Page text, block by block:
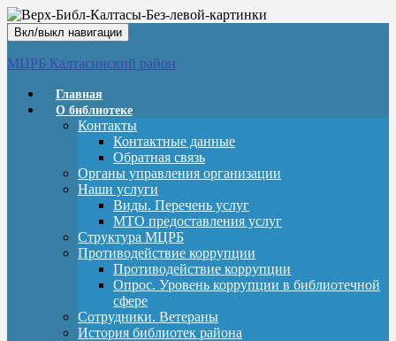
Вкл/выкл навигации
МЦРБ Калтасинский район
Главная
О библиотеке
Контакты
Контактные данные
Обратная связь
Органы управления организации
Наши услуги
Виды. Перечень услуг
МТО предоставления услуг
Структура МЦРБ
Противодействие коррупции
Противодействие коррупции
Опрос. Уровень коррупции в библиотечной
сфере
Сотрудники. Ветераны
История библиотек района